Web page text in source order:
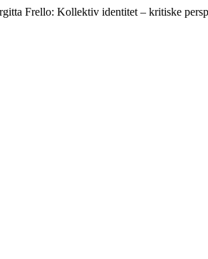
Frello: Kollektiv identitet – kritiske